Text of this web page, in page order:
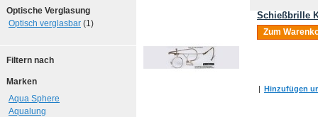
Schießbrille
Zum
| Hinzufügen
Optische Verglasung
Optisch verglasbar (1)
Filtern nach
Marken
Aqua Sphere
Aqualung